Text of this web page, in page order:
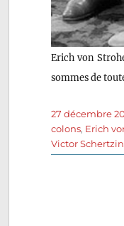
Erich von
sommes de
Publié
le
27 décembre
colons, Erich
Victor